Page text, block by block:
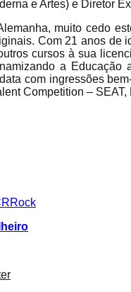
e Artes) e Diretor
muito cedo
Com 21 anos de
cursos à sua
a Educação
com ingressões
Competition –